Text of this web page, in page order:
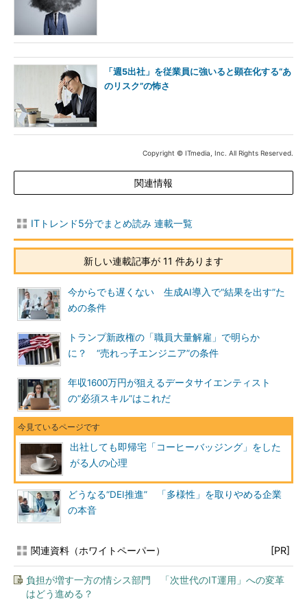
「週5出社」を従業員に強いると顕在化する“あ
のリスク”の怖さ
Copyright © ITmedia, Inc. All Rights Reserved.
関連情報
ITトレンド5分でまとめ読み 連載一覧
新しい連載記事が 11 件あります
今からでも遅くない 生成AI導入で“結果を出す”た
めの条件
トランプ新政権の「職員大量解雇」で明らか
に？ “売れっ子エンジニア”の条件
年収1600万円が狙えるデータサイエンティスト
の“必須スキル”はこれだ
出社しても即帰宅「コーヒーバッジング」をした
がる人の心理
どうなる“DEI推進” 「多様性」を取りやめる企業
の本音
関連資料（ホワイトペーパー） [PR]
負担が増す一方の情シス部門 「次世代のIT運用」への変革
はどう進める？